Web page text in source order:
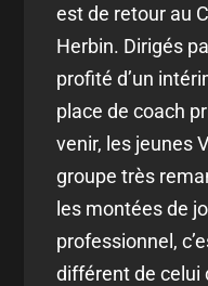
est de retour au
Herbin. Dirigés
profité d’un
place de coach
venir, les jeunes
groupe très
les montées de
professionnel,
différent de celui